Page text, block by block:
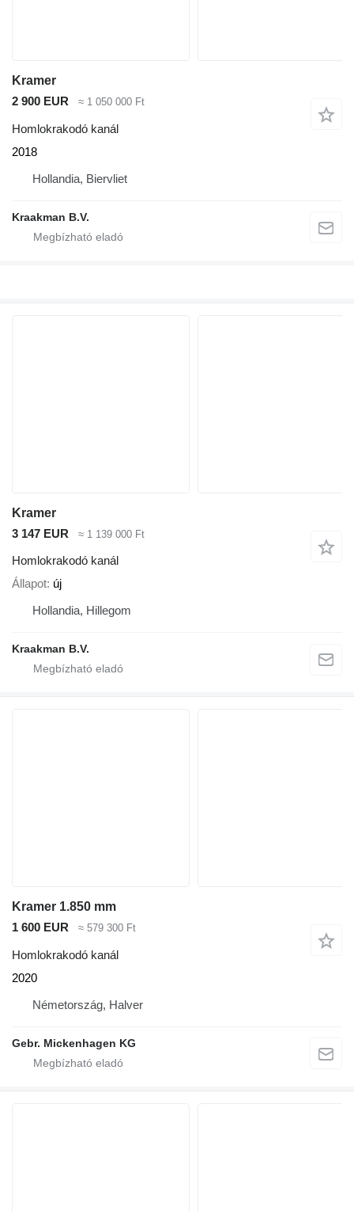
Kramer
2 900 EUR
≈ 1 050 000 Ft
Homlokrakodó kanál
2018
Hollandia, Biervliet
Kraakman B.V.
Kramer
3 147 EUR
≈ 1 139 000 Ft
Homlokrakodó kanál
Állapot új
Hollandia, Hillegom
Kraakman B.V.
Kramer 1.850 mm
1 600 EUR
≈ 579 300 Ft
Homlokrakodó kanál
2020
Németország, Halver
Gebr. Mickenhagen KG